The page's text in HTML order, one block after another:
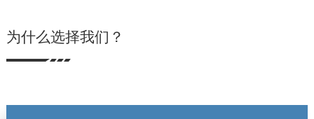
为什么选择我们？